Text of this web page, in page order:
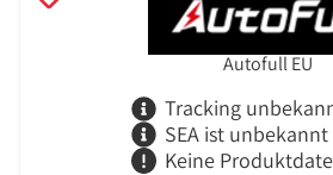
Autofull EU
Tracking
SEA ist unbekannt
Keine